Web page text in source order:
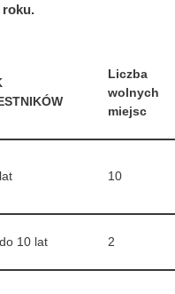
roku.
Liczba
wolnych
miejsc
10
10 lat 2